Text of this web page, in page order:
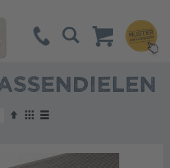
Suche
AbsteigendAnzeigen